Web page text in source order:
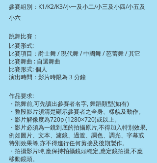
參賽組別：K1/K2/K3/小一及小二/小三及小四/小五及
小六
跳舞比賽：
比賽形式:
比賽項目：爵士舞 / 現代舞 / 中國舞 / 芭蕾舞 / 其它
比賽舞曲 : 自選舞曲
比賽形式: 個人
演出時間：影片時限為 3 分鐘
作品要求:
・跳舞前,可先讀出參賽者名字, 舞蹈類型(如有)
・整段影片須清楚顯示參賽者之全身、樣貌及動作。
・影片解像度為720p (1280×720)或以上。
・影片必須為一鏡到底的拍攝原片,不得加入特別效果,
例如圖片、文本、濾鏡、過渡、調色、調光、字幕或
特別效果等,亦不得進行任何剪接及後期製作。
・拍攝影片時,應保持拍攝鏡頭穩定,應定鏡拍攝,不應
移動鏡頭。